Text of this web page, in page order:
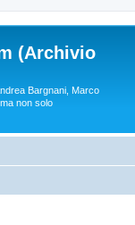
(Archivio
Bargnani, Marco
non solo